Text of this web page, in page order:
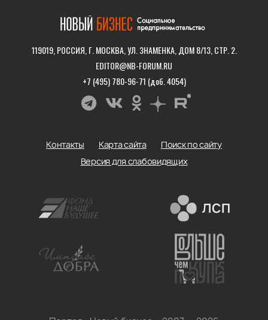
119019, РОССИЯ, Г. МОСКВА, УЛ. ЗНАМЕНКА, ДОМ 8/13, СТР. 2.
EDITOR@NB-FORUM.RU
+7 (495) 780-96-71 (доб. 4054)
Контакты Карта сайта
Поиск по сайту
Версия для слабовидящих